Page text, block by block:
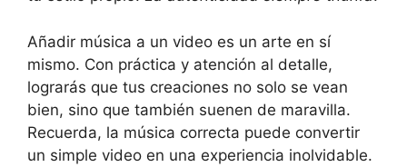
Añadir música a un video es un arte en sí
mismo. Con práctica y atención al detalle,
lograrás que tus creaciones no solo se vean
bien, sino que también suenen de maravilla.
Recuerda, la música correcta puede convertir
un simple video en una experiencia inolvidable.